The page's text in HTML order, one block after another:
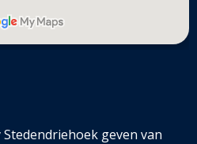
Stedendriehoek geven van